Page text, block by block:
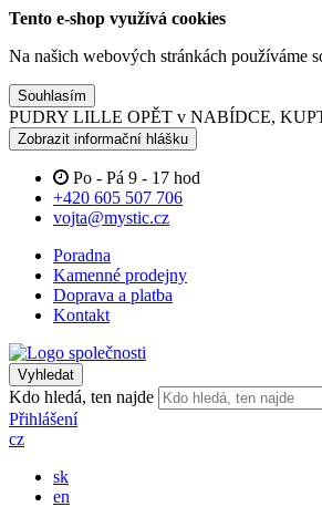
Tento e-shop využívá cookies
Na našich webových stránkách používáme
Souhlasím
PUDRY LILLE OPĚT v NABÍDCE,
Zobrazit informační hlášku
Po - Pá 9 - 17 hod
+420 605 507 706
vojta@mystic.cz
Poradna
Kamenné prodejny
Doprava a platba
Kontakt
Vyhledat
Kdo hledá, ten najde
Přihlášení
cz
sk
en